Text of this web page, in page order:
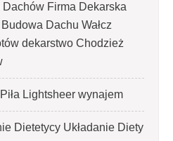
Dachów Firma Dekarska
Dachu Wałcz
dekarstwo Chodzież
Lightsheer wynajem
Dietetycy Układanie Diety